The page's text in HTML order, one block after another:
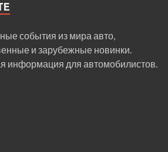
события из мира авто,
и зарубежные новинки.
информация для автомобилистов.